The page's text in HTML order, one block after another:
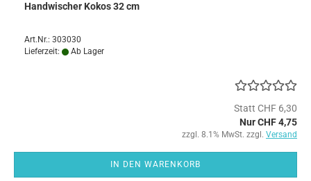
Handwischer Kokos 32 cm
Art.Nr.: 303030
Lieferzeit:
Ab Lager
Statt CHF 6,30
Nur CHF 4,75
zzgl. 8.1% MwSt. zzgl. Versand
IN DEN WARENKORB